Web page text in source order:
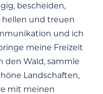
bescheiden,
und treuen
und ich
meine Freizeit
den Wald, sammle
Landschaften,
mit meinen